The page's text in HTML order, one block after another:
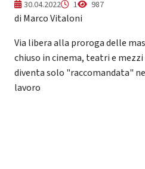
30.04.2022 1 987
di Marco Vitaloni
Via libera alla proroga delle
chiuso in cinema, teatri e
diventa solo "raccomandata"
lavoro